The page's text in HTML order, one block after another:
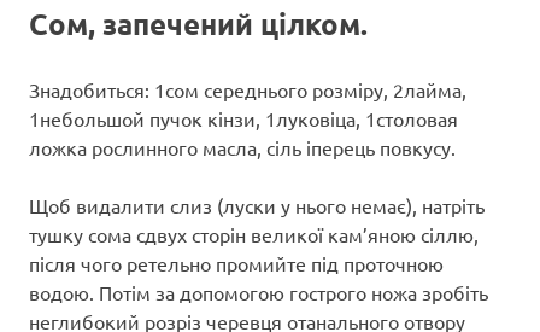
Сом, запечений цілком.
Знадобиться: 1сом середнього розміру, 2лайма,
1небольшой пучок кінзи, 1луковіца, 1столовая
ложка рослинного масла, сіль іперець повкусу.
Щоб видалити слиз (луски у нього немає), натріть
тушку сома сдвух сторін великої кам’яною сіллю,
після чого ретельно промийте під проточною
водою. Потім за допомогою гострого ножа зробіть
неглибокий розріз черевця отанального отвору